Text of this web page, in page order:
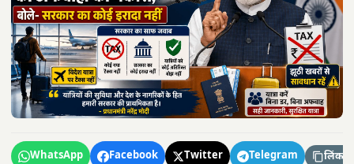
WhatsApp Facebook Twitter Telegram लिंक